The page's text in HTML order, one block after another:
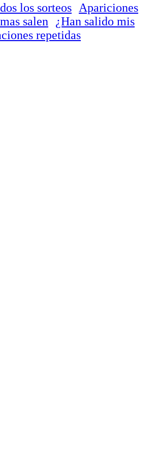
los sorteos
Apariciones
salen
¿Han salido mis
repetidas